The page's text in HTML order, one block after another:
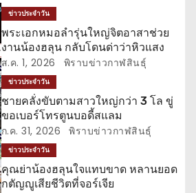
ข่าวประจำวัน
พระเอกหมอลำรุ่นใหญ่จิตอาสาช่วย
งานน้องฮลุน กลับโดนด่าว่าหิวแสง
ส.ค. 1, 2026 พิราบข่าวกาฬสินธุ์
ข่าวประจำวัน
ชายคลั่งขับตามสาวใหญ่กว่า 3 โล ขู่
ขอเบอร์โทรตูนบอดี้สแลม
ก.ค. 31, 2026 พิราบข่าวกาฬสินธุ์
ข่าวประจำวัน
คุณย่าน้องฮลุนใจแทบขาด หลานยอด
กตัญญูเสียชีวิตที่จอร์เจีย